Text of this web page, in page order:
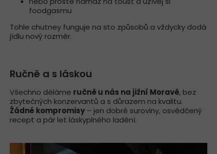
foodgasmu
Tohle chutney funguje na sto způsobů a vždycky dodá
jídlu nový rozměr.
Ručně a s láskou
Všechno děláme ručně u nás na jižní Moravě, bez
zbytečných konzervantů a s důrazem na kvalitu.
Žádné kompromisy – jen dobré suroviny, osvědčený
recept a pár let láskyplného ladění.